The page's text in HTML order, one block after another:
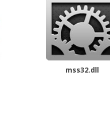
mss32.dll